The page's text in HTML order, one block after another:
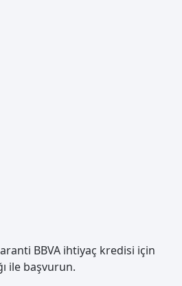
BBVA ihtiyaç kredisi için
ile başvurun.